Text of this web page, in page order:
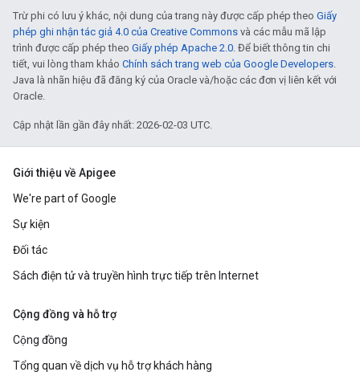
Trừ phi có lưu ý khác, nội dung của trang này được cấp phép theo Giấy
phép ghi nhận tác giả 4.0 của Creative Commons và các mẫu mã lập
trình được cấp phép theo Giấy phép Apache 2.0. Để biết thông tin chi
tiết, vui lòng tham khảo Chính sách trang web của Google Developers.
Java là nhãn hiệu đã đăng ký của Oracle và/hoặc các đơn vị liên kết với
Oracle.
Cập nhật lần gần đây nhất: 2026-02-03 UTC.
Giới thiệu về Apigee
We're part of Google
Sự kiện
Đối tác
Sách điện tử và truyền hình trực tiếp trên Internet
Cộng đồng và hỗ trợ
Cộng đồng
Tổng quan về dịch vụ hỗ trợ khách hàng